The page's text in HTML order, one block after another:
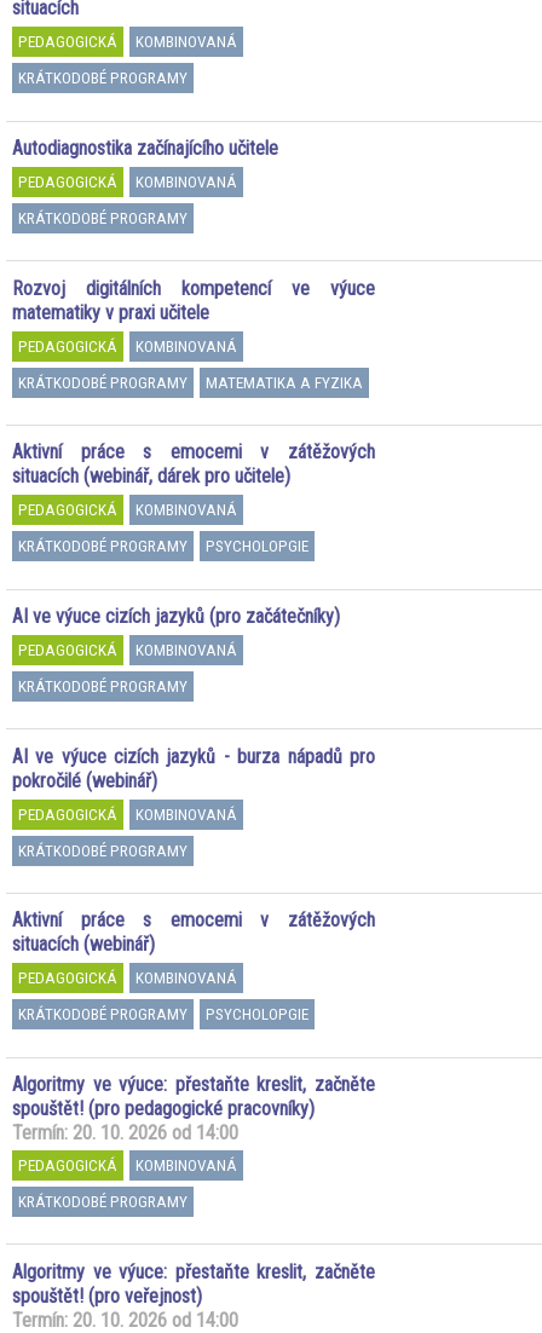
situacích
PEDAGOGICKÁ
KOMBINOVANÁ
KRÁTKODOBÉ PROGRAMY
Autodiagnostika začínajícího učitele
PEDAGOGICKÁ
KOMBINOVANÁ
KRÁTKODOBÉ PROGRAMY
Rozvoj digitálních kompetencí ve výuce
matematiky v praxi učitele
PEDAGOGICKÁ
KOMBINOVANÁ
KRÁTKODOBÉ PROGRAMY
MATEMATIKA A FYZIKA
Aktivní práce s emocemi v zátěžových
situacích (webinář, dárek pro učitele)
PEDAGOGICKÁ
KOMBINOVANÁ
KRÁTKODOBÉ PROGRAMY
PSYCHOLOPGIE
AI ve výuce cizích jazyků (pro začátečníky)
PEDAGOGICKÁ
KOMBINOVANÁ
KRÁTKODOBÉ PROGRAMY
AI ve výuce cizích jazyků - burza nápadů pro
pokročilé (webinář)
PEDAGOGICKÁ
KOMBINOVANÁ
KRÁTKODOBÉ PROGRAMY
Aktivní práce s emocemi v zátěžových
situacích (webinář)
PEDAGOGICKÁ
KOMBINOVANÁ
KRÁTKODOBÉ PROGRAMY
PSYCHOLOPGIE
Algoritmy ve výuce: přestaňte kreslit, začněte
spouštět! (pro pedagogické pracovníky)
Termín: 20. 10. 2026 od 14:00
PEDAGOGICKÁ
KOMBINOVANÁ
KRÁTKODOBÉ PROGRAMY
Algoritmy ve výuce: přestaňte kreslit, začněte
spouštět! (pro veřejnost)
Termín: 20. 10. 2026 od 14:00